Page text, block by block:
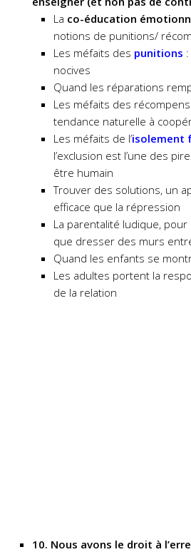
La co-éducation
notions de punitions/
Les méfaits des punitions
nocives
Quand les réparations
Les méfaits des
tendance naturelle à
Les méfaits de l’isolement
l’exclusion est l’une des
être humain
Trouver des solutions, un
efficace que la répression
La parentalité ludique,
que dresser des murs
Quand les enfants se
Les adultes portent la
de la relation
10. Nous avons le droit à